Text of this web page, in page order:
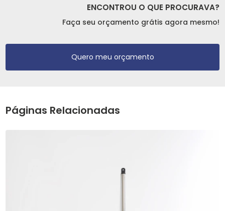
ENCONTROU O QUE PROCURAVA?
Faça seu orçamento grátis agora mesmo!
Quero meu orçamento
Páginas Relacionadas